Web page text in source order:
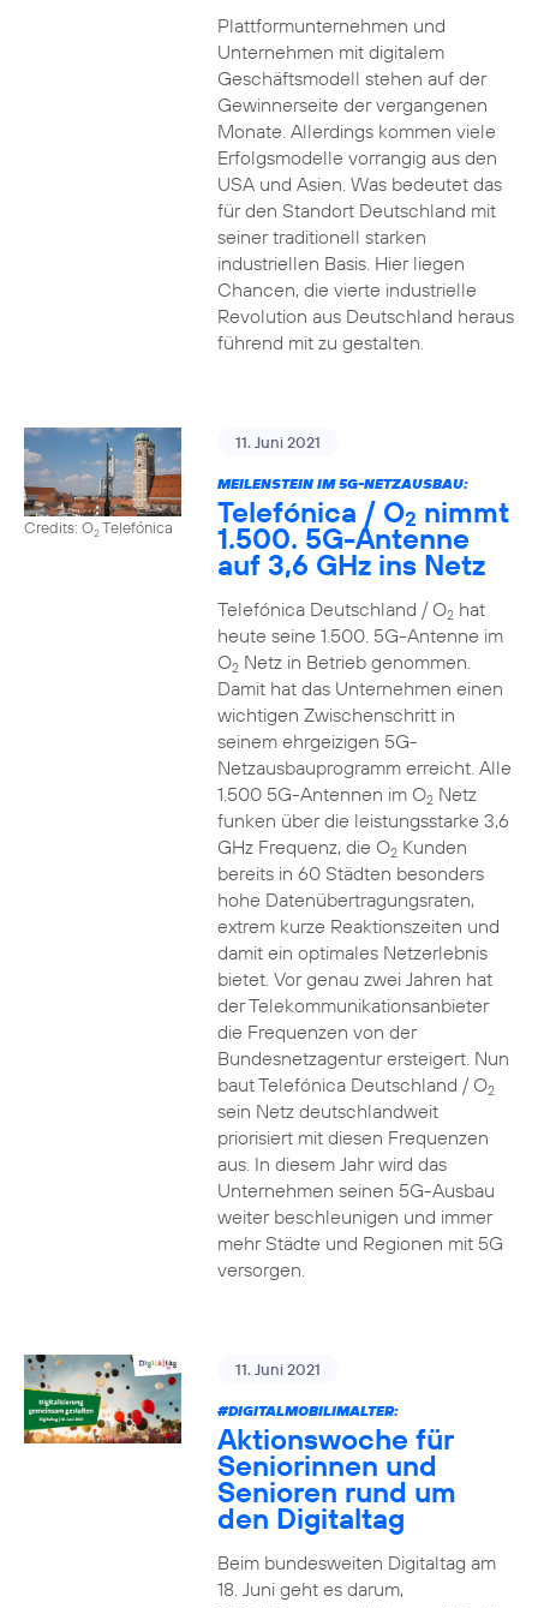
Plattformunternehmen und
Unternehmen mit digitalem
Geschäftsmodell stehen auf der
Gewinnerseite der vergangenen
Monate. Allerdings kommen viele
Erfolgsmodelle vorrangig aus den
USA und Asien. Was bedeutet das
für den Standort Deutschland mit
seiner traditionell starken
industriellen Basis. Hier liegen
Chancen, die vierte industrielle
Revolution aus Deutschland heraus
führend mit zu gestalten.
Credits: O2Telefónica
11. Juni 2021
MEILENSTEIN IM 5G-NETZAUSBAU:
Telefónica / O2 nimmt
1.500. 5G-Antenne
auf 3,6 GHz ins Netz
Telefónica Deutschland / O2hat
heute seine 1.500. 5G-Antenne im
O2Netz in Betrieb genommen.
Damit hat das Unternehmen einen
wichtigen Zwischenschritt in
seinem ehrgeizigen 5G-
Netzausbauprogramm erreicht. Alle
1.500 5G-Antennen im O2Netz
funken über die leistungsstarke 3,6
GHz Frequenz, die O2Kunden
bereits in 60 Städten besonders
hohe Datenübertragungsraten,
extrem kurze Reaktionszeiten und
damit ein optimales Netzerlebnis
bietet. Vor genau zwei Jahren hat
der Telekommunikationsanbieter
die Frequenzen von der
Bundesnetzagentur ersteigert. Nun
baut Telefónica Deutschland / O2
sein Netz deutschlandweit
priorisiert mit diesen Frequenzen
aus. In diesem Jahr wird das
Unternehmen seinen 5G-Ausbau
weiter beschleunigen und immer
mehr Städte und Regionen mit 5G
versorgen.
11. Juni 2021
#DIGITALMOBILIMALTER:
Aktionswoche für
Seniorinnen und
Senioren rund um
den Digitaltag
Beim bundesweiten Digitaltag am
18. Juni geht es darum,